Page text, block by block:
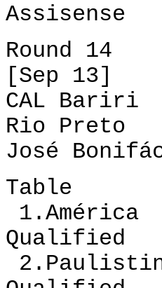
Round 14
[Sep 13]
CAL
Rio
José
Table
Qualified